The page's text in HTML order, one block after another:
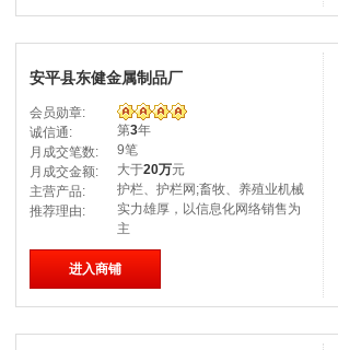
安平县东健金属制品厂
会员勋章:
诚信通:
第3年
月成交笔数:
9笔
月成交金额:
大于20万元
主营产品:
护栏、护栏网;畜牧、养殖业机械
推荐理由:
实力雄厚，以信息化网络销售为
主
进入商铺